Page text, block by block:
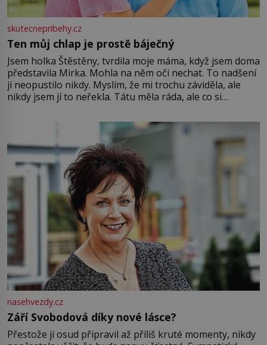
skutecnepribehy.cz
Ten můj chlap je prostě báječný
Jsem holka Štěstěny, tvrdila moje máma, když jsem doma
představila Mirka. Mohla na něm oči nechat. To nadšení
ji neopustilo nikdy. Myslím, že mi trochu záviděla, ale
nikdy jsem jí to neřekla. Tátu měla ráda, ale co si
Jsme spolu moc rádi Tehdy byla jiná doba, když
nasehvezdy.cz
Září Svobodová díky nové lásce?
Přestože jí osud připravil až příliš kruté momenty, nikdy